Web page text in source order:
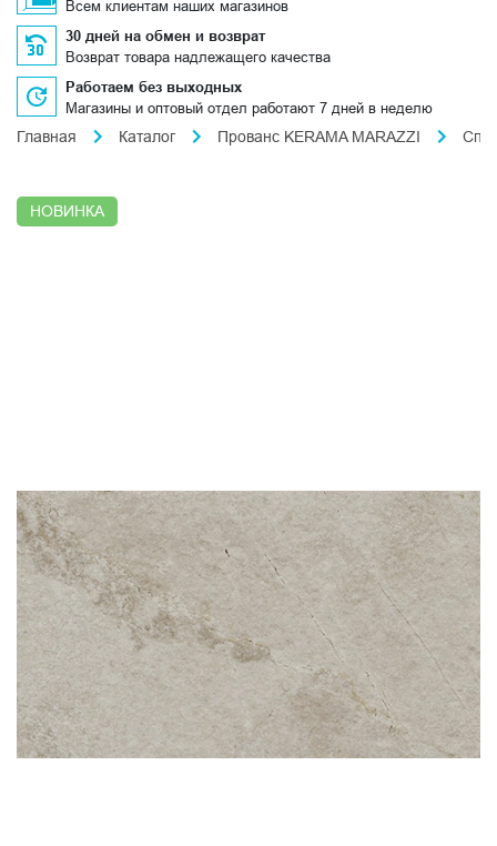
Всем клиентам наших магазинов
30 дней на обмен и возврат
Возврат товара надлежащего качества
Работаем без выходных
Магазины и оптовый отдел работают 7 дней в неделю
Главная
Каталог Прованс KERAMA MARAZZI
НОВИНКА